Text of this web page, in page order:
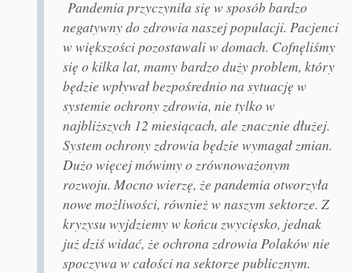
Pandemia przyczyniła się w sposób bardzo
negatywny do zdrowia naszej populacji. Pacjenci
w większości pozostawali w domach. Cofnęliśmy
się o kilka lat, mamy bardzo duży problem, który
będzie wpływał bezpośrednio na sytuację w
systemie ochrony zdrowia, nie tylko w
najbliższych 12 miesiącach, ale znacznie dłużej.
System ochrony zdrowia będzie wymagał zmian.
Dużo więcej mówimy o zrównoważonym
rozwoju. Mocno wierzę, że pandemia otworzyła
nowe możliwości, również w naszym sektorze. Z
kryzysu wyjdziemy w końcu zwycięsko, jednak
już dziś widać, że ochrona zdrowia Polaków nie
spoczywa w całości na sektorze publicznym.